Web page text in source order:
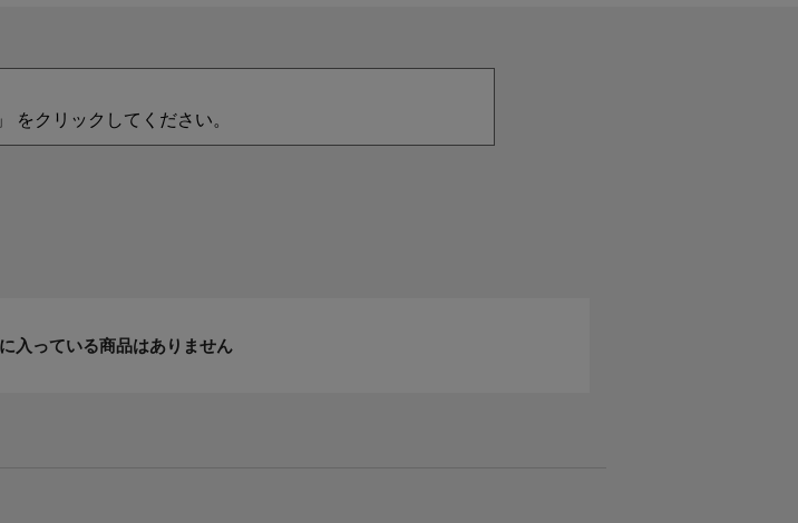
をクリックしてください。
入っている商品はありません